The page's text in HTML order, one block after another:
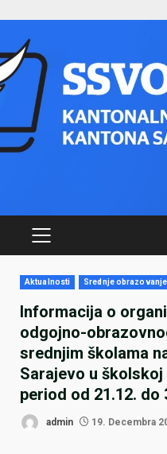
content
PRIMARY
Aktualnosti Srednje obrazovanje
Informacija o
odgojno-
srednjim školama
Sarajevo u
period od 21.12. do
admin 19. Decembra